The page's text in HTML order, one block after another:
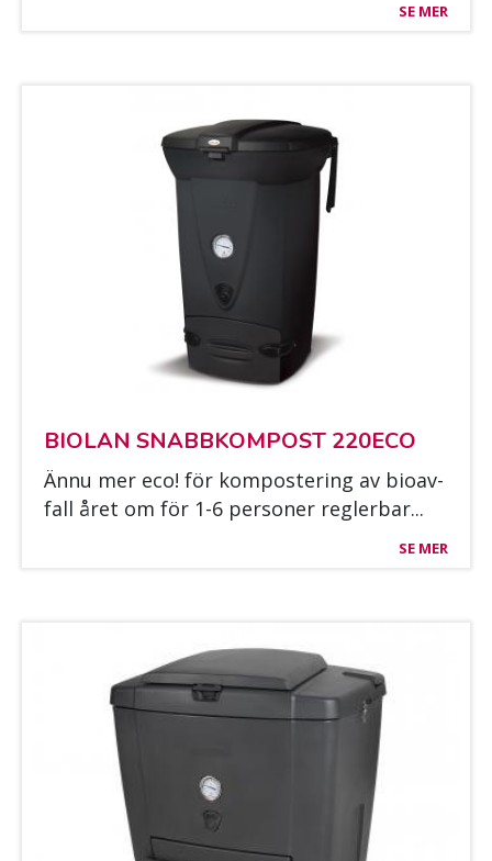
SE MER
BIO­LAN SNABB­KOM­POST 220ECO
Ännu mer eco! för kom­pos­te­ring av bio­av­
fall året om för 1-6 per­so­ner regler­bar...
SE MER